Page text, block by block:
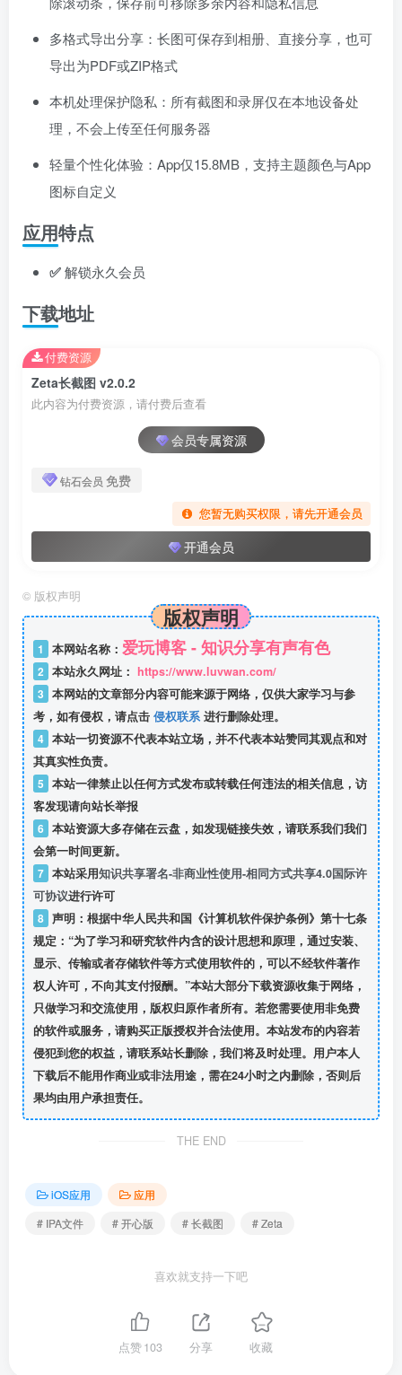
多格式导出分享：长图可保存到相册、直接分享，也可
导出为PDF或ZIP格式
本机处理保护隐私：所有截图和录屏仅在本地设备处
理，不会上传至任何服务器
轻量个性化体验：App仅15.8MB，支持主题颜色与App
图标自定义
应用特点
✅解锁永久会员
下载地址
Zeta长截图 v2.0.2
此内容为付费资源，请付费后查看
会员专属资源
钻石会员 免费
您暂无购买权限，请先开通会员
开通会员
付费资源
© 版权声明
版权声明
1 本网站名称： 爱玩博客 - 知识分享有声有色
2 本站永久网址： https://www.luvwan.com/
3 本网站的文章部分内容可能来源于网络，仅供大家学习与参
考，如有侵权，请点击 侵权联系进行删除处理。
4 本站一切资源不代表本站立场，并不代表本站赞同其观点和对
其真实性负责。
5 本站一律禁止以任何方式发布或转载任何违法的相关信息，访
客发现请向站长举报
6 本站资源大多存储在云盘，如发现链接失效，请联系我们我们
会第一时间更新。
7 本站采用知识共享署名-非商业性使用-相同方式共享4.0国际许
可协议进行许可
8 声明：根据中华人民共和国《计算机软件保护条例》第十七条
规定：“为了学习和研究软件内含的设计思想和原理，通过安装、
显示、传输或者存储软件等方式使用软件的，可以不经软件著作
权人许可，不向其支付报酬。”本站大部分下载资源收集于网络，
只做学习和交流使用，版权归原作者所有。若您需要使用非免费
的软件或服务，请购买正版授权并合法使用。本站发布的内容若
侵犯到您的权益，请联系站长删除，我们将及时处理。用户本人
下载后不能用作商业或非法用途，需在24小时之内删除，否则后
果均由用户承担责任。
THE END
iOS应用
应用
# IPA文件
# 开心版 # 长截图 # Zeta
喜欢就支持一下吧
点赞103 分享 收藏